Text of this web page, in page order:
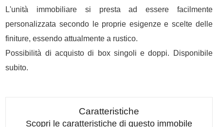
L'unità immobiliare si presta ad essere facilmente
personalizzata secondo le proprie esigenze e scelte delle
finiture, essendo attualmente a rustico.
Possibilità di acquisto di box singoli e doppi. Disponibile
subito.
Caratteristiche
Scopri le caratteristiche di questo immobile